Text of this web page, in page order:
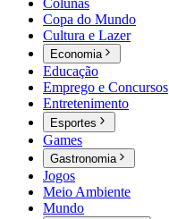
Colunas
Copa do Mundo
Cultura e Lazer
Economia
Educação
Emprego e Concursos
Entretenimento
Esportes
Games
Gastronomia
Jogos
Meio Ambiente
Mundo